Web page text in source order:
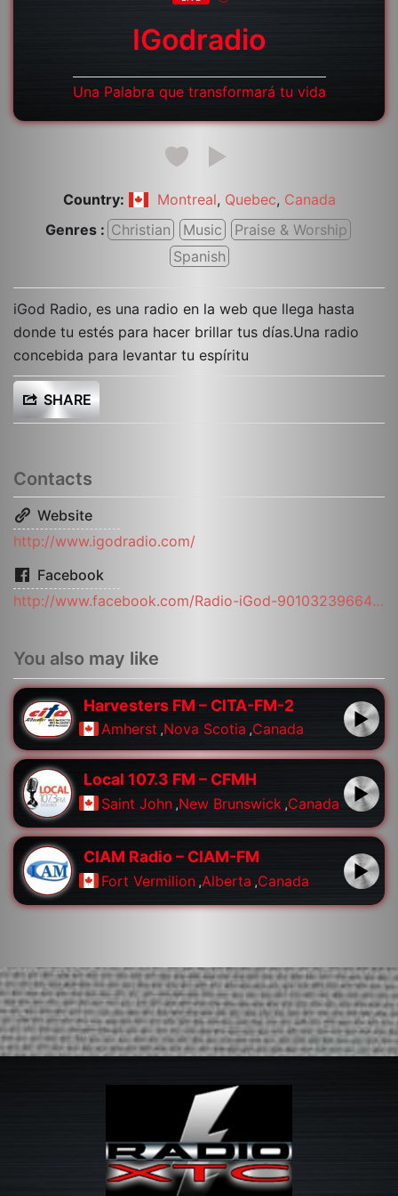
IGodradio
Una Palabra que transformará tu vida
Country: Montreal, Quebec, Canada
Genres : Christian Music
Praise & Worship
Spanish
iGod Radio, es una radio en la web que llega hasta
donde tu estés para hacer brillar tus días.Una radio
concebida para levantar tu espíritu
SHARE
Contacts
Website
http://www.igodradio.com/
Facebook
http://www.facebook.com/Radio-iGod-901032396641548/
You also may like
Harvesters FM – CITA-FM-2
Amherst ,Nova Scotia ,Canada
Local 107.3 FM – CFMH
Saint John ,New Brunswick ,Canada
CIAM Radio – CIAM-FM
Fort Vermilion ,Alberta ,Canada